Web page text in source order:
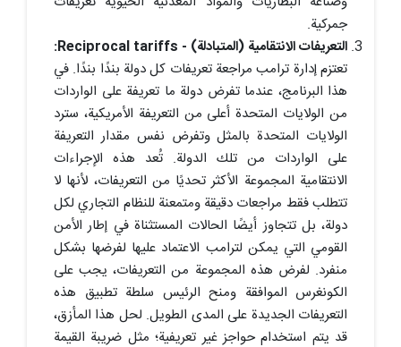
جمركية.
التعريفات الانتقامية (المتبادلة) - Reciprocal tariffs:
تعتزم إدارة ترامب مراجعة تعريفات كل دولة بندًا بندًا. في
هذا البرنامج، عندما تفرض دولة ما تعريفة على الواردات
من الولايات المتحدة أعلى من التعريفة الأمريكية، سترد
الولايات المتحدة بالمثل وتفرض نفس مقدار التعريفة
على الواردات من تلك الدولة. تُعد هذه الإجراءات
الانتقامية المجموعة الأكثر تحديًا من التعريفات، لأنها لا
تتطلب فقط مراجعات دقيقة ومتمعنة للنظام التجاري لكل
دولة، بل تتجاوز أيضًا الحالات المستثناة في إطار الأمن
القومي التي يمكن لترامب الاعتماد عليها لفرضها بشكل
منفرد. لفرض هذه المجموعة من التعريفات، يجب على
الكونغرس الموافقة ومنح الرئيس سلطة تطبيق هذه
التعريفات الجديدة على المدى الطويل. لحل هذا المأزق،
قد يتم استخدام حواجز غير تعريفية؛ مثل ضريبة القيمة